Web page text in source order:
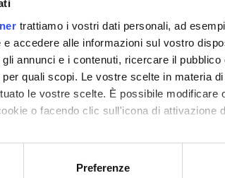
trattiamo i vostri dati personali, ad
accedere alle informazioni sul vostro
annunci e i contenuti, ricercare il
quali scopi. Le vostre scelte in materia
le vostre scelte. È possibile
o facendo clic sull'icona di attivazione
anche:
sulla tua posizione geografica, con
Preferenze